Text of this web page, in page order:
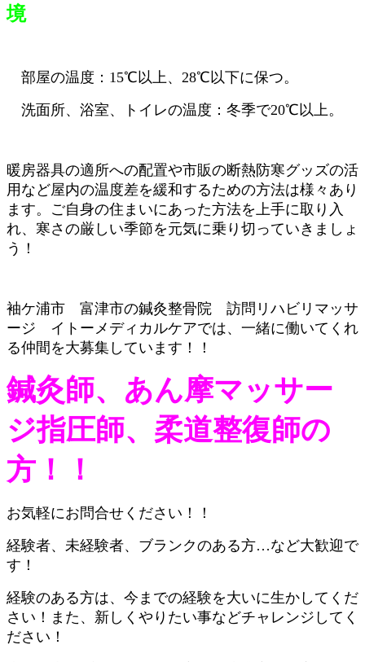
境
部屋の温度：15℃以上、28℃以下に保つ。
洗面所、浴室、トイレの温度：冬季で20℃以上。
暖房器具の適所への配置や市販の断熱防寒グッズの活
用など屋内の温度差を緩和するための方法は様々あり
ます。ご自身の住まいにあった方法を上手に取り入
れ、寒さの厳しい季節を元気に乗り切っていきましょ
う！
袖ケ浦市 富津市の鍼灸整骨院 訪問リハビリマッサ
ージ イトーメディカルケアでは、一緒に働いてくれ
る仲間を大募集しています！！
鍼灸師、あん摩マッサー
ジ指圧師、柔道整復師の
方！！
お気軽にお問合せください！！
経験者、未経験者、ブランクのある方…など大歓迎で
す！
経験のある方は、今までの経験を大いに生かしてくだ
さい！また、新しくやりたい事などチャレンジしてく
ださい！